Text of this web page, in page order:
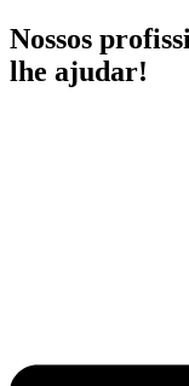
Nossos
lhe ajudar!